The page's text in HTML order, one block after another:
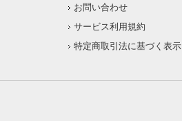
お問い合わせ
サービス利用規約
特定商取引法に基づく表示